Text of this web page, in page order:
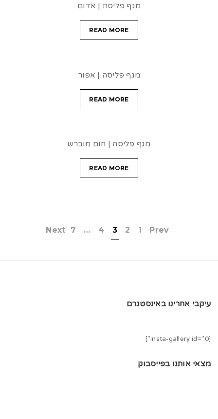
מגף פליסה | אדום
READ MORE
מגף פליסה | אפור
READ MORE
מגף פליסה | חום מוברש
READ MORE
Prev
1
2
3
4
…
7
Next
עיקבי אחרינו באינסטגרם
[insta-gallery id="0"]
מצאי אותנו בפייסבוק